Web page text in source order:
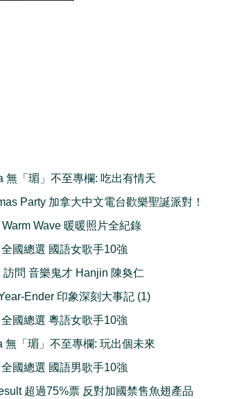
無「瑂」不至專欄: 吃出有情天
Party 加拿大中文電台歡樂聖誕派對！
Wave 暖暖照片全紀錄
國總選 國語女歌手10強
訪問 音樂鬼才 Hanjin 陳奐仁
Ender 印象深刻大事記 (1)
國總選 粵語女歌手10強
無「瑂」不至專欄: 玩出個未來
國總選 國語男歌手10強
超過75%票 反對加國禁售魚翅產品